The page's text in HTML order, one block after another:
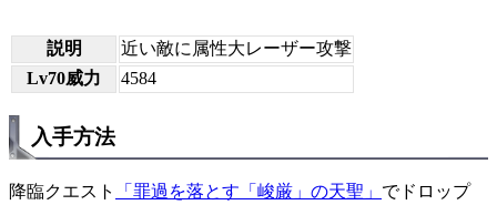
説明
近い敵に属性大レーザー攻撃
Lv70威力
4584
入手方法
降臨クエスト 「罪過を落とす「峻厳」の天聖」 でドロップ